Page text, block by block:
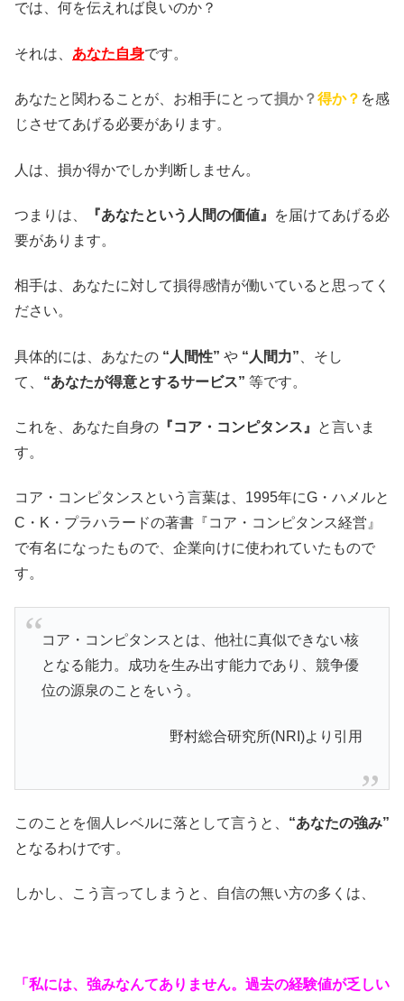
では、何を伝えれば良いのか？
それは、 あなた自身です。
あなたと関わることが、お相手にとって損か？得か？ を感
じさせてあげる必要があります。
人は、損か得かでしか判断しません。
つまりは、 『あなたという人間の価値』
を届けてあげる必
要があります。
相手は、あなたに対して損得感情が働いていると思ってく
ださい。
具体的には、あなたの “人間性” や “人間力” 、そし
て、 “あなたが得意とするサービス” 等です。
これを、あなた自身の 『コア・コンピタンス』
と言いま
す。
コア・コンピタンスという言葉は、1995年にG・ハメルと
C・K・プラハラードの著書『コア・コンピタンス経営』
で有名になったもので、企業向けに使われていたもので
す。
コア・コンピタンスとは、他社に真似できない核
となる能力。成功を生み出す能力であり、競争優
位の源泉のことをいう。
野村総合研究所(NRI)より引用
このことを個人レベルに落として言うと、 “あなたの強み”
となるわけです。
しかし、こう言ってしまうと、自信の無い方の多くは、
「私には、強みなんてありません。過去の経験値が乏しい